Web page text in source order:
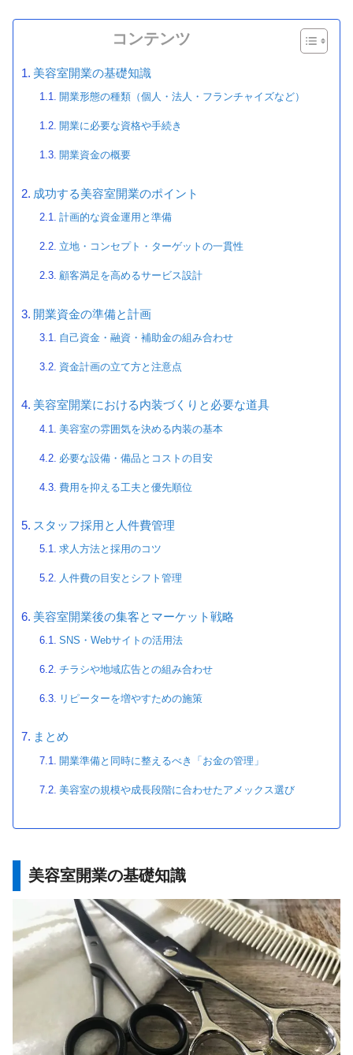
コンテンツ
美容室開業の基礎知識
開業形態の種類（個人・法人・フランチャイズなど）
開業に必要な資格や手続き
開業資金の概要
成功する美容室開業のポイント
計画的な資金運用と準備
立地・コンセプト・ターゲットの一貫性
顧客満足を高めるサービス設計
開業資金の準備と計画
自己資金・融資・補助金の組み合わせ
資金計画の立て方と注意点
美容室開業における内装づくりと必要な道具
美容室の雰囲気を決める内装の基本
必要な設備・備品とコストの目安
費用を抑える工夫と優先順位
スタッフ採用と人件費管理
求人方法と採用のコツ
人件費の目安とシフト管理
美容室開業後の集客とマーケット戦略
SNS・Webサイトの活用法
チラシや地域広告との組み合わせ
リピーターを増やすための施策
まとめ
開業準備と同時に整えるべき「お金の管理」
美容室の規模や成長段階に合わせたアメックス選び
美容室開業の基礎知識